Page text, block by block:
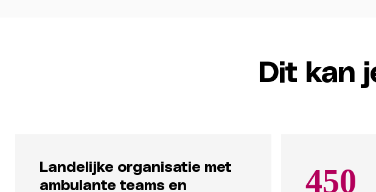
Dit kan
Landelijke organisatie met
ambulante teams en
450